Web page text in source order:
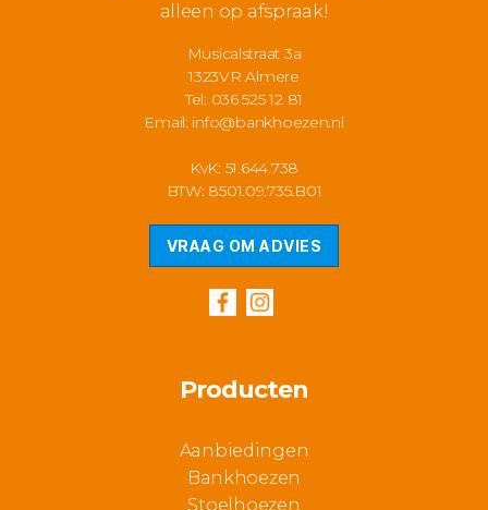
alleen op afspraak!
Musicalstraat 3a
1323VR Almere
Tel: 036 525 12 81
Email: info@bankhoezen.nl
KvK: 51.644.738
BTW: 8501.09.735.B01
VRAAG OM ADVIES
Producten
Aanbiedingen
Bankhoezen
Stoelhoezen